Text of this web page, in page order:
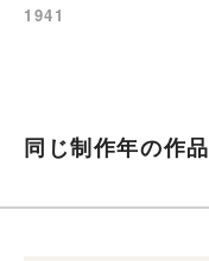
1941
同じ制作年の作品